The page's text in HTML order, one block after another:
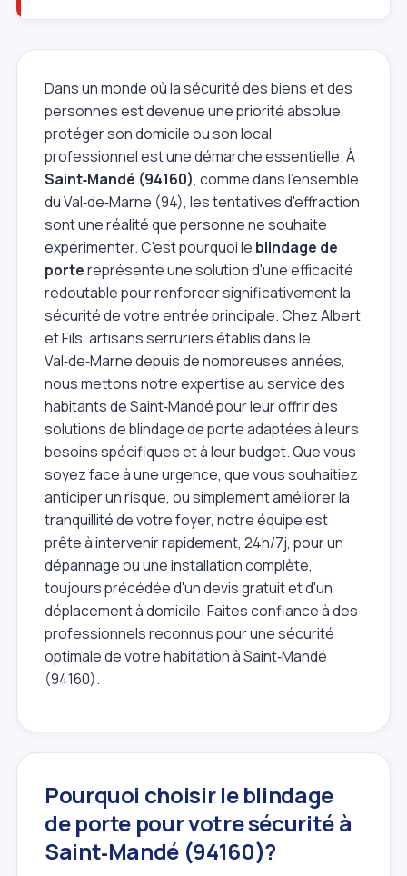
Dans un monde où la sécurité des biens et des
personnes est devenue une priorité absolue,
protéger son domicile ou son local
professionnel est une démarche essentielle. À
Saint‑Mandé (94160), comme dans l'ensemble
du Val‑de‑Marne (94), les tentatives d'effraction
sont une réalité que personne ne souhaite
expérimenter. C'est pourquoi le blindage de
portereprésente une solution d'une efficacité
redoutable pour renforcer significativement la
sécurité de votre entrée principale. Chez Albert
et Fils, artisans serruriers établis dans le
Val‑de‑Marne depuis de nombreuses années,
nous mettons notre expertise au service des
habitants de Saint‑Mandé pour leur offrir des
solutions de blindage de porte adaptées à leurs
besoins spécifiques et à leur budget. Que vous
soyez face à une urgence, que vous souhaitiez
anticiper un risque, ou simplement améliorer la
tranquillité de votre foyer, notre équipe est
prête à intervenir rapidement, 24h/7j, pour un
dépannage ou une installation complète,
toujours précédée d'un devis gratuit et d'un
déplacement à domicile. Faites confiance à des
professionnels reconnus pour une sécurité
optimale de votre habitation à Saint‑Mandé
(94160).
Pourquoi choisir le blindage
de porte pour votre sécurité à
Saint‑Mandé (94160)?